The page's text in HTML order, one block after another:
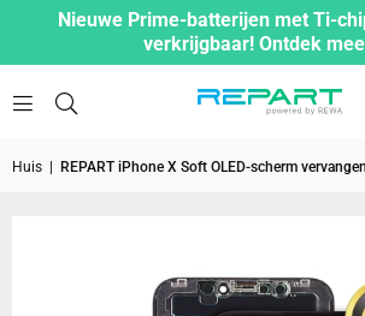
Nieuwe Prime-batterijen met Ti-
verkrijgbaar! Ontdek
Huis REPART iPhone X Soft OLED-scherm